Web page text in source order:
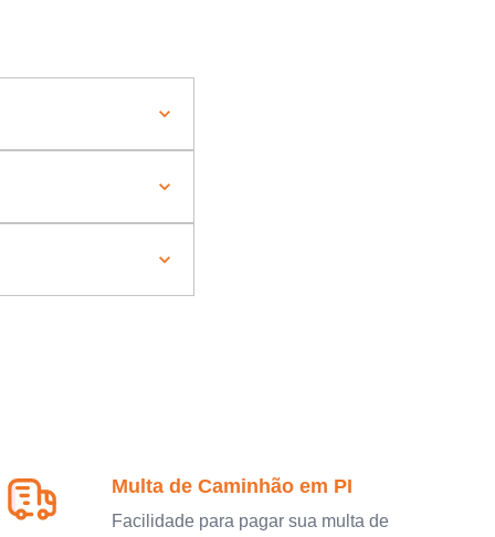
Multa de Caminhão em PI
Facilidade para pagar sua multa de